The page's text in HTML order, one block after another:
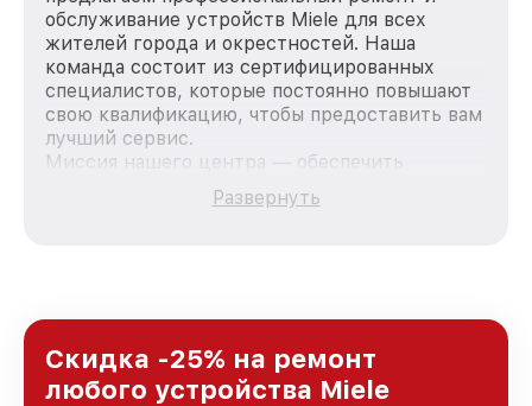
обслуживание устройств Miele для всех
жителей города и окрестностей. Наша
команда состоит из сертифицированных
специалистов, которые постоянно повышают
свою квалификацию, чтобы предоставить вам
лучший сервис.
Миссия нашего центра — обеспечить
качественный и доступный ремонт для
каждого пользователя продукции Miele, вне
Краснодаре, постоянно повышая уровень
доверия и лояльности наших клиентов.
Развернуть
Скидка -25% на ремонт
любого устройства Miele